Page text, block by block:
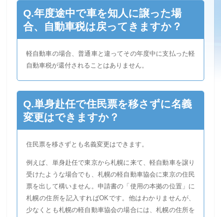
Q.年度途中で車を知人に譲った場
合、自動車税は戻ってきますか？
軽自動車の場合、普通車と違ってその年度中に支払った軽
自動車税が還付されることはありません。
Q.単身赴任で住民票を移さずに名義
変更はできますか？
住民票を移さずとも名義変更はできます。
例えば、単身赴任で東京から札幌に来て、軽自動車を譲り
受けたような場合でも、札幌の軽自動車協会に東京の住民
票を出して構いません。申請書の「使用の本拠の位置」に
札幌の住所を記入すればOKです。他はわかりませんが、
少なくとも札幌の軽自動車協会の場合には、札幌の住所を